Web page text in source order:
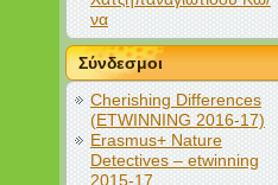
να
Σύνδεσμοι
Cherishing Differences
(ETWINNING 2016-17)
Erasmus+ Nature
Detectives – etwinning
2015-17